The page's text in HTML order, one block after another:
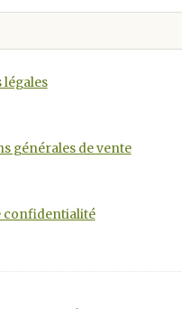
générales de vente
confidentialité